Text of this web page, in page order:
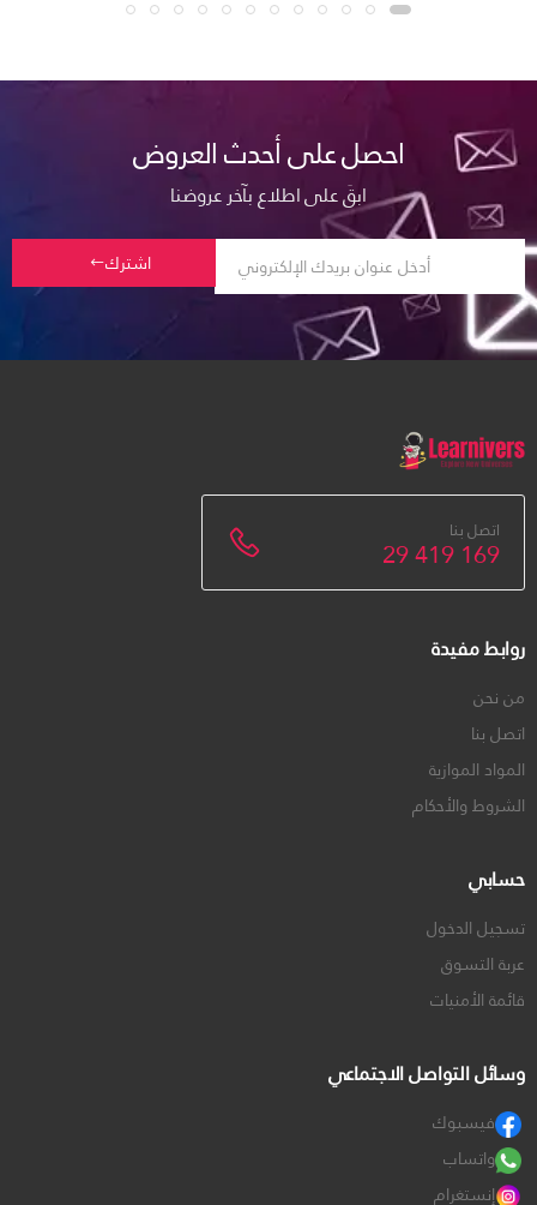
احصل على أحدث العروض
ابقَ على اطلاع بآخر عروضنا
اشترك
اتصل بنا
29 419 169
روابط مفيدة
من نحن
اتصل بنا
المواد الموازية
الشروط والأحكام
حسابي
تسجيل الدخول
عربة التسوق
قائمة الأمنيات
وسائل التواصل الاجتماعي
فيسبوك
واتساب
إنستغرام